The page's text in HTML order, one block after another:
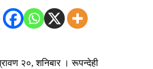
२०, शनिबार । रूपन्देही